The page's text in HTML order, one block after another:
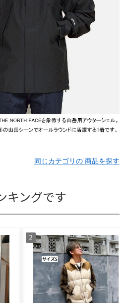
同じカテゴリの 商品を探す
キングです